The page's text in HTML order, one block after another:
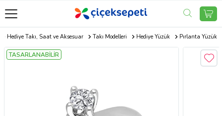
Hediye Takı, Saat ve Aksesuar Takı Modelleri Hediye Yüzük Pırlanta Yüzük
TASARLANABİLİR